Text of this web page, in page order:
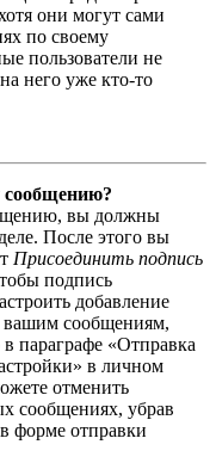
они могут сами
по своему
пользователи не
него уже кто-то
сообщению?
вы должны
После этого вы
Присоединить подпись
подпись
добавление
сообщениям,
параграфе «Отправка
в личном
отменить
сообщениях, убрав
в форме отправки